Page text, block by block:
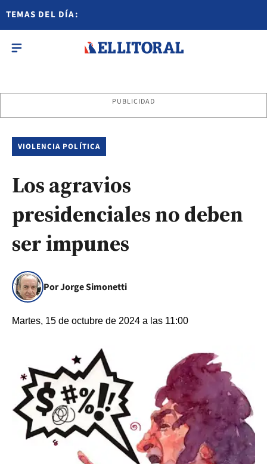
TEMAS DEL DÍA:
PUBLICIDAD
VIOLENCIA POLÍTICA
Los agravios
presidenciales no deben
ser impunes
Por Jorge Simonetti
Martes, 15 de octubre de 2024 a las 11:00